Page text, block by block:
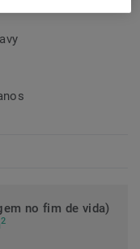
no fim de vida)
2